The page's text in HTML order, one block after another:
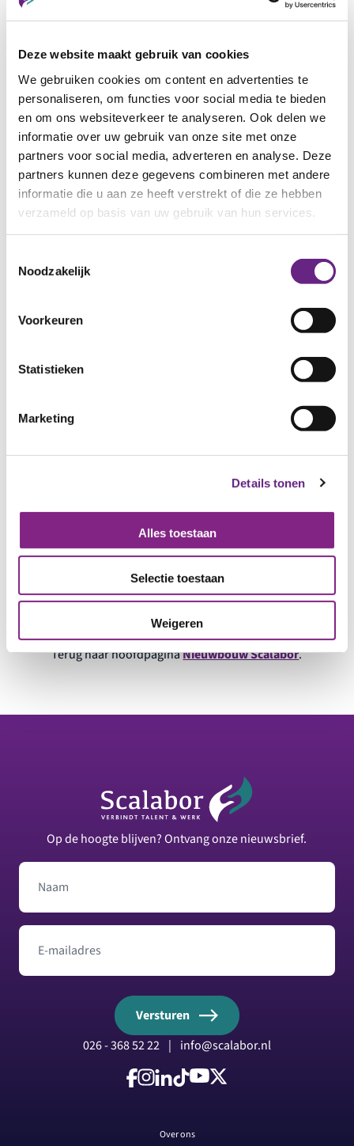
Deze website maakt gebruik van cookies
We gebruiken cookies om content en advertenties te
personaliseren, om functies voor social media te bieden
en om ons websiteverkeer te analyseren. Ook delen we
informatie over uw gebruik van onze site met onze
partners voor social media, adverteren en analyse. Deze
partners kunnen deze gegevens combineren met andere
informatie die u aan ze heeft verstrekt of die ze hebben
verzameld op basis van uw gebruik van hun services.
Noodzakelijk
Voorkeuren
Statistieken
Marketing
Details tonen
Alles toestaan
Selectie toestaan
Weigeren
Terug naar hoofdpaginaNieuwbouw Scalabor.
Op de hoogte blijven? Ontvang onze nieuwsbrief.
Naam
E-mailadres
Versturen
026 - 368 52 22 | info@scalabor.nl
Volg ons op Facebook
Volg ons op Instagram
Volg ons op LinkedIn
Volg ons op TikTok
Volg ons op YouTube
Over ons